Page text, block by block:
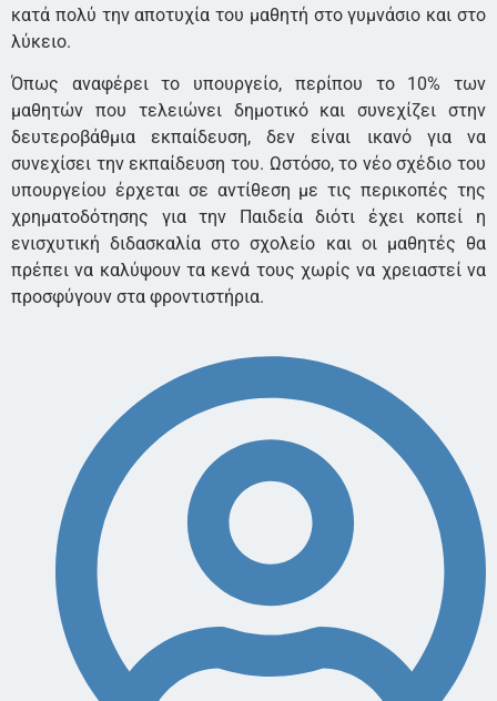
κατά πολύ την αποτυχία του μαθητή στο γυμνάσιο και στο
λύκειο.
Όπως αναφέρει το υπουργείο, περίπου το 10% των
μαθητών που τελειώνει δημοτικό και συνεχίζει στην
δευτεροβάθμια εκπαίδευση, δεν είναι ικανό για να
συνεχίσει την εκπαίδευση του. Ωστόσο, το νέο σχέδιο του
υπουργείου έρχεται σε αντίθεση με τις περικοπές της
χρηματοδότησης για την Παιδεία διότι έχει κοπεί η
ενισχυτική διδασκαλία στο σχολείο και οι μαθητές θα
πρέπει να καλύψουν τα κενά τους χωρίς να χρειαστεί να
προσφύγουν στα φροντιστήρια.